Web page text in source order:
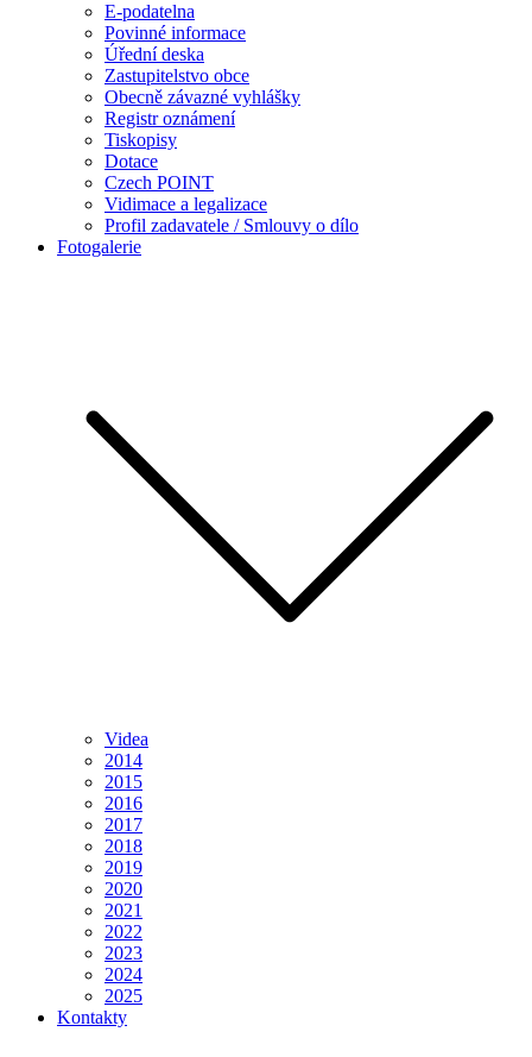
E-podatelna
Povinné informace
Úřední deska
Zastupitelstvo obce
Obecně závazné vyhlášky
Registr oznámení
Tiskopisy
Dotace
Czech POINT
Vidimace a legalizace
Profil zadavatele / Smlouvy o dílo
Fotogalerie
Videa
2014
2015
2016
2017
2018
2019
2020
2021
2022
2023
2024
2025
Kontakty